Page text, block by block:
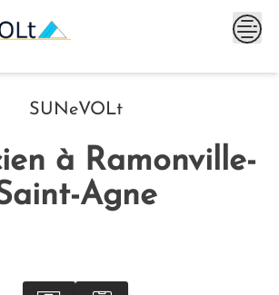
SUNeVOLt
à Ramonville-
Agne